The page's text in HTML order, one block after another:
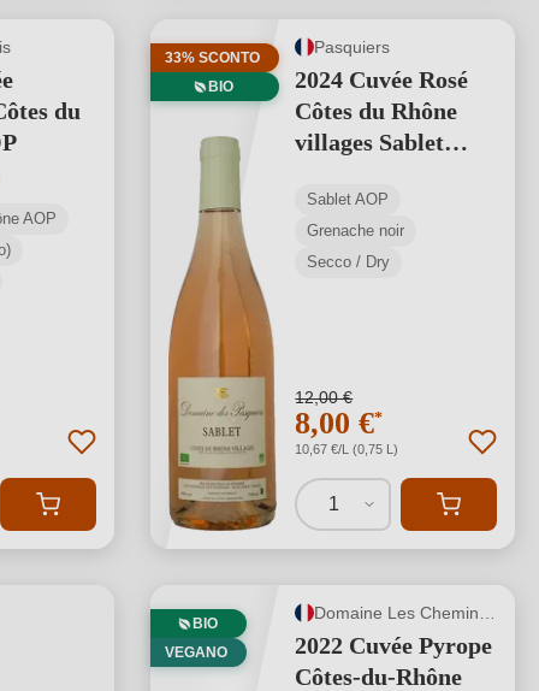
du
di 5 su 5 stelle
AOP
33% SCONTO
BIO
Pasquiers
2024 Cuvée Rosé
Côtes du Rhône
villages Sablet
Sablet AOP
Grenache noir
Secco / Dry
12,00 €
8,00 €*
10,67 €/L (0,75 L)
1
BIO
VEGANO
2022 Cuvée Pyrope
Côtes-du-Rhône